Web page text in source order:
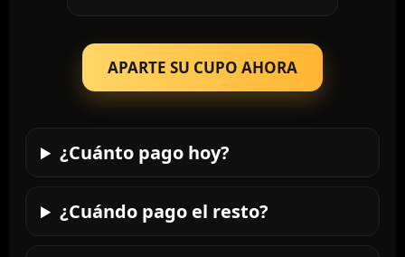
APARTE SU CUPO AHORA
¿Cuánto pago hoy?
¿Cuándo pago el resto?